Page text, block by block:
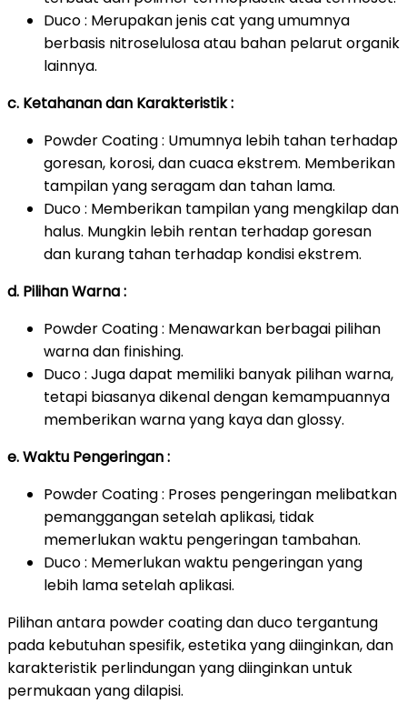
Duco : Merupakan jenis cat yang umumnya
berbasis nitroselulosa atau bahan pelarut organik
lainnya.
c. Ketahanan dan Karakteristik :
Powder Coating : Umumnya lebih tahan terhadap
goresan, korosi, dan cuaca ekstrem. Memberikan
tampilan yang seragam dan tahan lama.
Duco : Memberikan tampilan yang mengkilap dan
halus. Mungkin lebih rentan terhadap goresan
dan kurang tahan terhadap kondisi ekstrem.
d. Pilihan Warna :
Powder Coating : Menawarkan berbagai pilihan
warna dan finishing.
Duco : Juga dapat memiliki banyak pilihan warna,
tetapi biasanya dikenal dengan kemampuannya
memberikan warna yang kaya dan glossy.
e. Waktu Pengeringan :
Powder Coating : Proses pengeringan melibatkan
pemanggangan setelah aplikasi, tidak
memerlukan waktu pengeringan tambahan.
Duco : Memerlukan waktu pengeringan yang
lebih lama setelah aplikasi.
Pilihan antara powder coating dan duco tergantung
pada kebutuhan spesifik, estetika yang diinginkan, dan
karakteristik perlindungan yang diinginkan untuk
permukaan yang dilapisi.